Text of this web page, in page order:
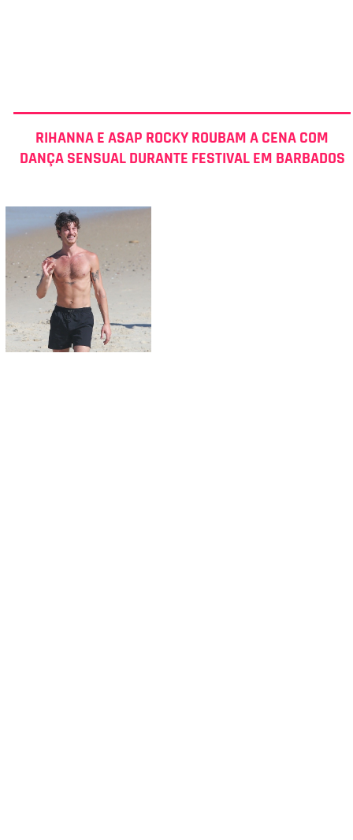
RIHANNA E ASAP ROCKY ROUBAM A CENA COM
DANÇA SENSUAL DURANTE FESTIVAL EM BARBADOS